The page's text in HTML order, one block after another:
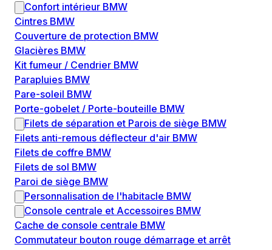
Confort intérieur BMW
Cintres BMW
Couverture de protection BMW
Glacières BMW
Kit fumeur / Cendrier BMW
Parapluies BMW
Pare-soleil BMW
Porte-gobelet / Porte-bouteille BMW
Filets de séparation et Parois de siège BMW
Filets anti-remous déflecteur d'air BMW
Filets de coffre BMW
Filets de sol BMW
Paroi de siège BMW
Personnalisation de l'habitacle BMW
Console centrale et Accessoires BMW
Cache de console centrale BMW
Commutateur bouton rouge démarrage et arrêt